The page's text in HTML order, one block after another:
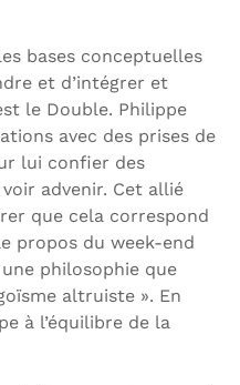
bases conceptuelles
et d’intégrer et
le Double. Philippe
avec des prises de
lui confier des
advenir. Cet allié
que cela correspond
propos du week-end
philosophie que
altruiste ». En
à l’équilibre de la